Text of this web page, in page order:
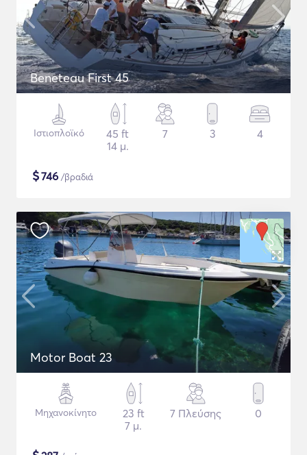
Beneteau First 45
Ιστιοπλοϊκό
45 ft
14 μ.
7 3 4
$746 /βραδιά
Motor Boat 23
Μηχανοκίνητο
23 ft
7 μ.
7 Πλεύσης 0